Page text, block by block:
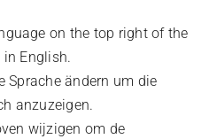
on the top right of the
English.
Sprache ändern um die
anzuzeigen.
wijzigen om de